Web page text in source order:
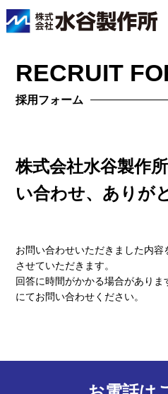
RECRUIT
採用フォーム
株式会社水谷製作
い合わせ、 ありが
お問い合わせいただきました内
させていただきます。
回答に時間がかかる場合があり
にてお問い合わせください。